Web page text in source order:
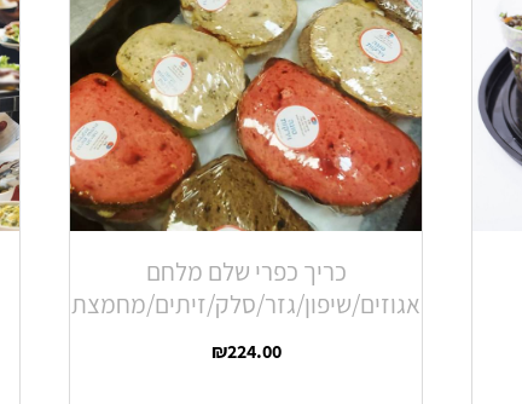
כריך כפרי שלם מלחם
אגוזים/שיפון/גזר/סלק/זיתים/מחמצת
₪224.00